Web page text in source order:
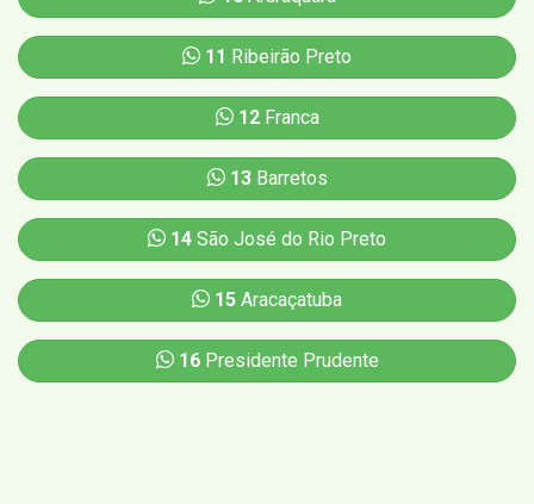
11 Ribeirão Preto
12Franca
13Barretos
14 São José do Rio Preto
15 Aracaçatuba
16Presidente Prudente